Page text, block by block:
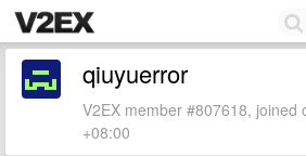
qiuyuerror
V2EX member #807618, joined
+08:00